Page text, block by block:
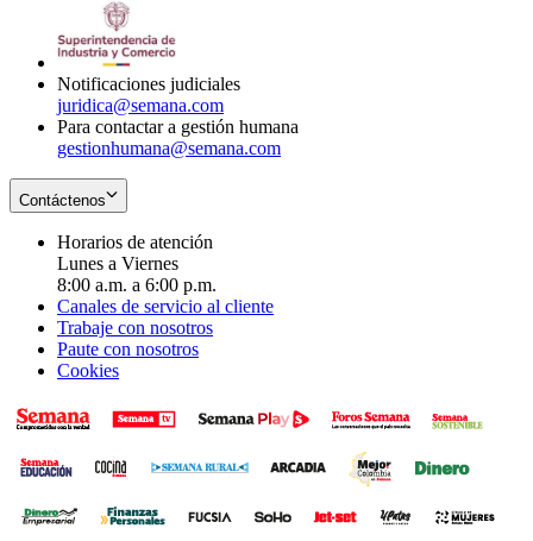
Notificaciones judiciales
juridica@semana.com
Para contactar a gestión humana
gestionhumana@semana.com
Contáctenos
Horarios de atención
Lunes a Viernes
8:00 a.m. a 6:00 p.m.
Canales de servicio al cliente
Trabaje con nosotros
Paute con nosotros
Cookies